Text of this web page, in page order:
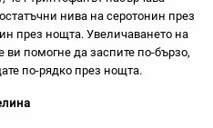
нива на серотонин през
през нощта. Увеличаването на
помогне да заспите по-бързо,
по-рядко през нощта.